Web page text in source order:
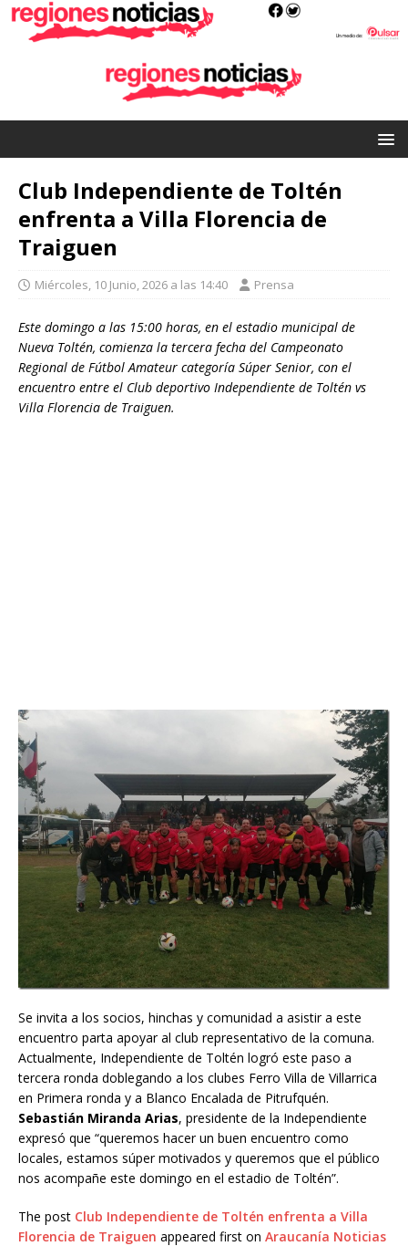
Club Independiente de Toltén
enfrenta a Villa Florencia de
Traiguen
Miércoles, 10 Junio, 2026 a las 14:40 Prensa
Este domingo a las 15:00 horas, en el estadio municipal de
Nueva Toltén, comienza la tercera fecha del Campeonato
Regional de Fútbol Amateur categoría Súper Senior, con el
encuentro entre el Club deportivo Independiente de Toltén vs
Villa Florencia de Traiguen.
Se invita a los socios, hinchas y comunidad a asistir a este
encuentro parta apoyar al club representativo de la comuna.
Actualmente, Independiente de Toltén logró este paso a
tercera ronda doblegando a los clubes Ferro Villa de Villarrica
en Primera ronda y a Blanco Encalada de Pitrufquén.
Sebastián Miranda Arias, presidente de la Independiente
expresó que “queremos hacer un buen encuentro como
locales, estamos súper motivados y queremos que el público
nos acompañe este domingo en el estadio de Toltén”.
The post Club Independiente de Toltén enfrenta a Villa
Florencia de Traiguen appeared first on Araucanía Noticias